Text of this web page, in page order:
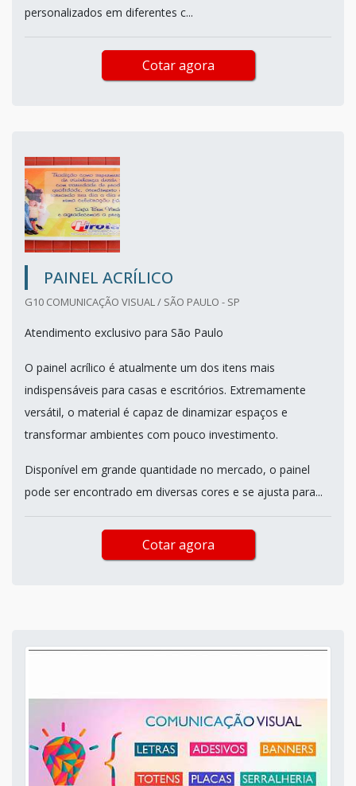
personalizados em diferentes c...
Cotar agora
PAINEL ACRÍLICO
G10 COMUNICAÇÃO VISUAL / SÃO PAULO - SP
Atendimento exclusivo para São Paulo
O painel acrílico é atualmente um dos itens mais
indispensáveis para casas e escritórios. Extremamente
versátil, o material é capaz de dinamizar espaços e
transformar ambientes com pouco investimento.
Disponível em grande quantidade no mercado, o painel
pode ser encontrado em diversas cores e se ajusta para...
Cotar agora